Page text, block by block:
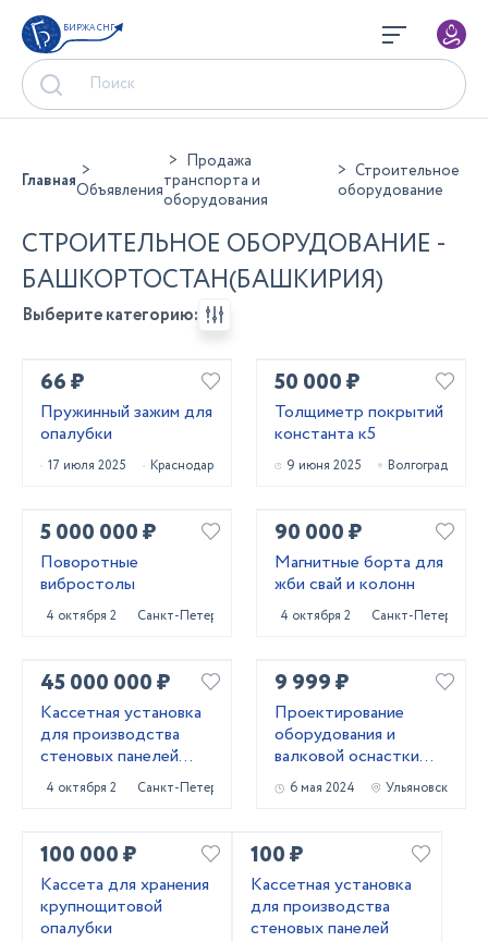
БИРЖА СНГ
ГлавнаяОбъявления
Продажа
транспорта и
оборудования
Строительное
оборудование
СТРОИТЕЛЬНОЕ ОБОРУДОВАНИЕ -
БАШКОРТОСТАН(БАШКИРИЯ)
Выберите категорию:
66 ₽
Пружинный зажим для
опалубки
17 июля 2025 Краснодар
50 000 ₽
Толщиметр покрытий
константа к5
9 июня 2025 Волгоград
5 000 000 ₽
Поворотные
вибростолы
4 октября 2024Санкт-Петербург
90 000 ₽
Магнитные борта для
жби свай и колонн
4 октября 2024Санкт-Петербург
45 000 000 ₽
Кассетная установка
для производства
стеновых панелей
ЖБИ
4 октября 2024Санкт-Петербург
9 999 ₽
Проектирование
оборудования и
валковой оснастки
для профилирования
металла
6 мая 2024 Ульяновск
100 000 ₽
Кассета для хранения
крупнощитовой
опалубки
100 ₽
Кассетная установка
для производства
стеновых панелей